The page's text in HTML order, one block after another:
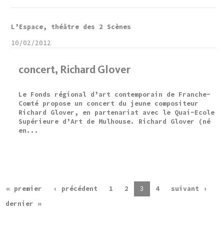
concert, Richard Glover
Le Fonds régional d’art contemporain de Franche-
Comté propose un concert du jeune compositeur
Richard Glover, en partenariat avec le Quai-Ecole
Supérieure d’Art de Mulhouse. Richard Glover (né
en...
L’Espace, théâtre des 2 Scènes
10/02/2012
« premier ‹ précédent 1 2 3 4
suivant ›
dernier »